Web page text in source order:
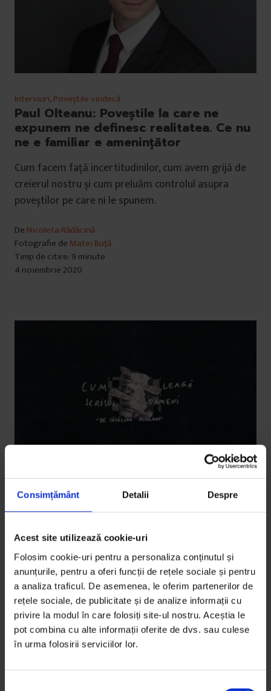
Consimțământ Detalii Despre
Acest site utilizează cookie-uri
Folosim cookie-uri pentru a personaliza conținutul și
anunțurile, pentru a oferi funcții de rețele sociale și pentru
a analiza traficul. De asemenea, le oferim partenerilor de
rețele sociale, de publicitate și de analize informații cu
privire la modul în care folosiți site-ul nostru. Aceștia le
pot combina cu alte informații oferite de dvs. sau culese
în urma folosirii serviciilor lor.
Interviuri,Poveștile vindecă
Paul Olteanu: Poveștile la care ne
expunem ne definesc realitatea. Ce nu
ne e familiar e amenințător
Cum facem față incertitudinilor, cum avem grijă de
creierul nostru și cum preluăm controlul asupra
poveștilor pe care ni le spunem.
De Nicoleta Rădăcină
Fotografie de Matei Buță
Timp de citire: 9 minute
4 noiembrie 2020
Eseuri,Poveștile vindecă
Când ai multe conversații scrise, descoperi că fiecare
propoziție pe care o scrii devine o carte de vizită și
un mod de a te explica.
DeCătălina Albeanu
Colaj deOana Barbonie
Timp de citire: 4 minute
17 octombrie 2020